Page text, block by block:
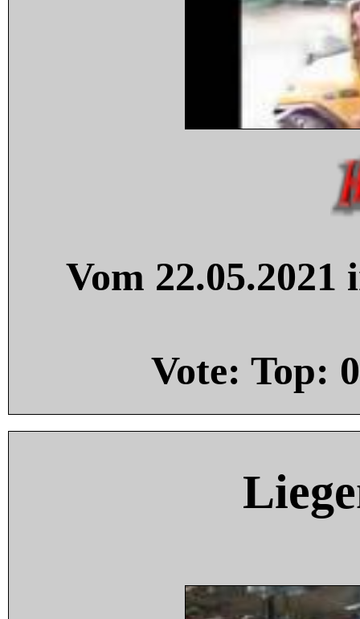
Vom
Vote: Top: 0